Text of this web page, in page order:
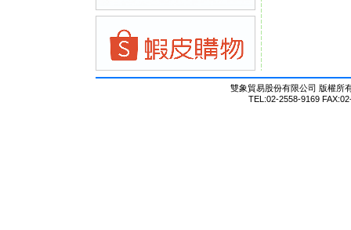
雙象貿易股份有限公司 版權所
TEL:02-2558-9169